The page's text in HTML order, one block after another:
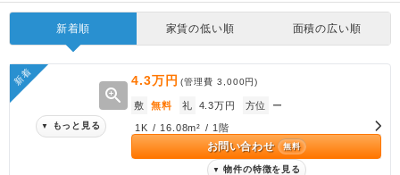
新着順 家賃の低い順 面積の広い順
新着
zoom_in
▼ もっと見る
4.3万円 (管理費3,000円)
敷 無料 礼 4.3万円 方位 ー
1K / 16.08m² / 1階
お問い合わせ 無料
▼ 物件の特徴を見る